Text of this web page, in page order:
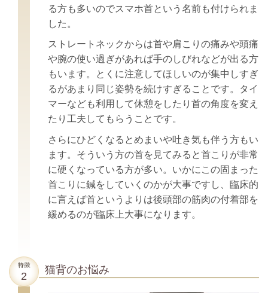
る方も多いのでスマホ首という名前も付けられま
した。
ストレートネックからは首や肩こりの痛みや頭痛
や腕の使い過ぎがあれば手のしびれなどが出る方
もいます。とくに注意してほしいのが集中しすぎ
るがあまり同じ姿勢を続けすぎることです。
タイ
マーなども利用して休憩をしたり首の角度を変え
たり工夫してもらうことです。
さらにひどくなるとめまいや吐き気も伴う方もい
ます。 そういう方の首を見てみると首こりが非常
に硬くなっている方が多い。 いかにこの固まった
首こりに鍼をしていくのかが大事ですし、臨床的
に言えば首というよりは後頭部の筋肉の付着部を
緩めるのが臨床上大事になります。
猫背のお悩み